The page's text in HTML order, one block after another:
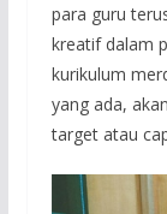
para guru
kreatif dalam
kurikulum
yang ada,
target atau